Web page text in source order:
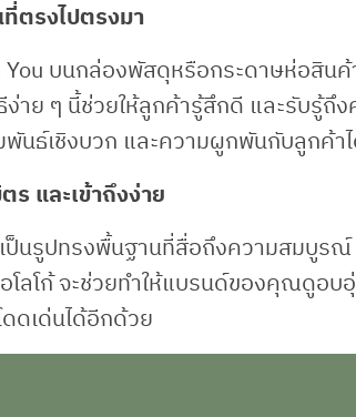
ตรงไปตรงมา
You บนกล่องพัสดุหรือกระดาษห่อสิ
าย ๆ นี้ช่วยให้ลูกค้ารู้สึกดี และรับรู้ถึ
นธ์เชิงบวก และความผูกพันกับลูกค้า
และเข้าถึงง่าย
ป็นรูปทรงพื้นฐานที่สื่อถึงความสมบูร
ลโก้ จะช่วยทำให้แบรนด์ของคุณดูอบ
ดเด่นได้อีกด้วย